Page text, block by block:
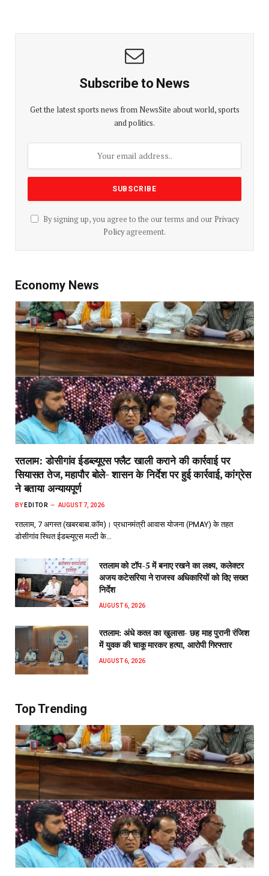
Subscribe to News
Get the latest sports news from NewsSite about world, sports
and politics.
By signing up, you agree to the our terms and our Privacy
Policyagreement.
Economy News
रतलाम: डोसीगांव ईडब्ल्यूएस फ्लैट खाली कराने की कार्रवाई पर
सियासत तेज, महापौर बोले- शासन के निर्देश पर हुई कार्रवाई, कांग्रेस
ने बताया अन्यायपूर्ण
BY EDITOR AUGUST 7, 2026
रतलाम, 7 अगस्त (खबरबाबा.कॉम)। प्रधानमंत्री आवास योजना (PMAY) के तहत
डोसीगांव स्थित ईडब्ल्यूएस मल्टी के…
रतलाम को टॉप-5 में बनाए रखने का लक्ष्य, कलेक्टर
अजय कटेसरिया ने राजस्व अधिकारियों को दिए सख्त
निर्देश
AUGUST 6, 2026
रतलाम: अंधे कत्ल का खुलासा- छह माह पुरानी रंजिश
में युवक की चाकू मारकर हत्या, आरोपी गिरफ्तार
AUGUST 6, 2026
Top Trending